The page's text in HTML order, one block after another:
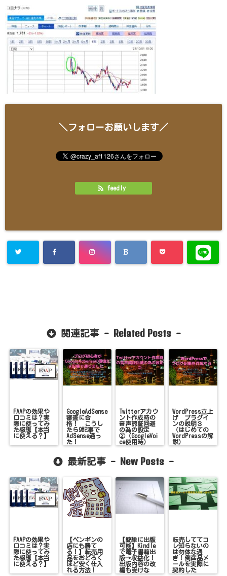
＼フォローお願いします／
feedly
関連記事 - Related Posts-
FAAPの効果や
口コミは？実
際に使ってみ
た感想【本当
に使える？】
GoogleAdSense
審査に合
格！ こうし
たら9記事で
AdSense通っ
た！
Twitterアカウ
ント作成時の
音声認証回避
の為の設定
②（GoogleVoi
ce使用時）
WordPress立上
げ プラグイ
ンの説明３
（はじめての
WordPressの解
説）
最新記事 - New Posts -
FAAPの効果や
口コミは？実
際に使ってみ
た感想【本当
に使える？】
【ペンギンの
店にも勝て
る！】転売用
品をおどろく
ほど安く仕入
れる方法！
【簡単に出版
可能】Kindle
で電子書籍出
版→収益化！
出版内容の改
編も受けな
転売しててコ
レ知らないの
は勿体な過
ぎ！倒産品メ
ールを実際に
契約した